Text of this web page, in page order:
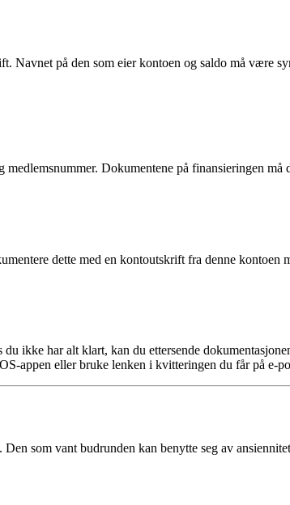
Navnet på den som eier kontoen og saldo må være
Dokumentene på finansieringen må
dette med en kontoutskrift fra denne kontoen
ikke har alt klart, kan du ettersende
appen eller bruke lenken i kvitteringen du får på e-
som vant budrunden kan benytte seg av